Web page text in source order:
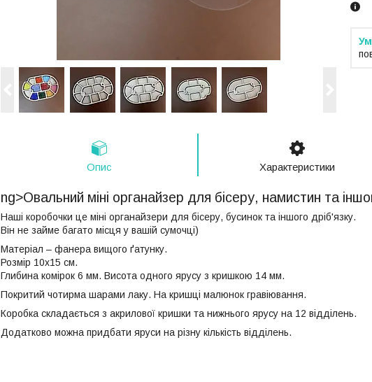
Опис Характеристики
ng>Овальний міні органайзер для бісеру, намистин та
Наші коробочки це міні органайзери для бісеру, бусинок та іншого дріб'язку.
Він не займе багато місця у вашій сумочці)
Матеріал – фанера вищого ґатунку.
Розмір 10х15 см.
Глибина комірок 6 мм. Висота одного ярусу з кришкою 14 мм.
Покритий чотирма шарами лаку. На кришці малюнок гравіювання.
Коробка складається з акрилової кришки та нижнього ярусу на 12 відділень.
Додатково можна придбати яруси на різну кількість відділень.